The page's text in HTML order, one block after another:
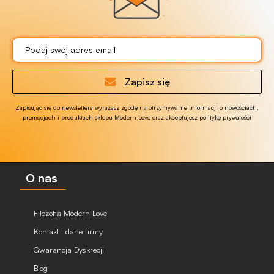
Zapisz się
Zapisując się do newslettera wyrażasz zgodę na otrzymywanie informacji o nowościach,
promocjach i produktach sklepu Modern Love oraz akceptujesz politykę prywatości
O nas
Filozofia Modern Love
Kontakt i dane firmy
Gwarancja Dyskrecji
Blog